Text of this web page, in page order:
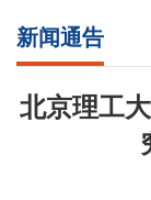
新闻通告
北京理工